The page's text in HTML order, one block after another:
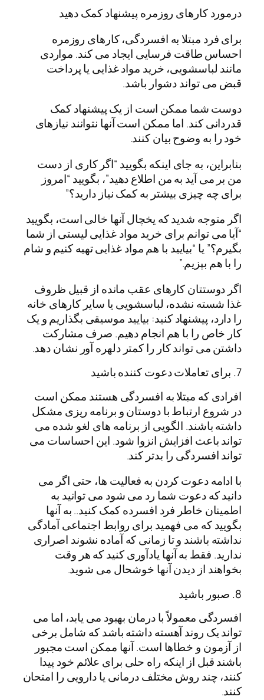
درمورد کارهای روزمره پیشنهاد کمک دهید
برای فرد مبتلا به افسردگی، کارهای روزمره
احساس طاقت فرسایی ایجاد می کند. مواردی
مانند لباسشویی، خرید مواد غذایی یا پرداخت
قبض می تواند دشوار باشد.
دوست شما ممکن است از یک پیشنهاد کمک
قدردانی کند. اما ممکن است آنها نتوانند نیازهای
خود را به وضوح بیان کنند.
بنابراین، به جای اینکه بگویید “اگر کاری از دست
من بر می آید به من اطلاع دهید”، بگویید “امروز
برای چه چیزی بیشتر به کمک نیاز دارید؟”
اگر متوجه شدید که یخچال آنها خالی است، بگویید
“آیا می توانم برای خرید مواد غذایی لیستی از شما
بگیرم؟” یا “بیایید با هم مواد غذایی تهیه کنیم و شام
را با هم بپزیم.”
اگر دوستتان کارهای عقب مانده از قبیل ظروف
غذا شسته نشده، لباسشویی یا سایر کارهای خانه
را دارد، پیشنهاد کنید: بیایید موسیقی بگذاریم و یک
کار خاص را با هم انجام دهیم. صرف مشارکت
داشتن می تواند کار را کمتر دلهره آور نشان دهد.
7. برای تعاملات دعوت کننده باشید
افرادی که مبتلا به افسردگی هستند ممکن است
در شروع ارتباط با دوستان و برنامه ریزی مشکل
داشته باشند. الگویی از برنامه های لغو شده می
تواند باعث افزایش انزوا شود. این احساسات می
تواند افسردگی را بدتر کند.
با ادامه دعوت کردن به فعالیت ها، حتی اگر می
دانید که دعوت شما رد می شود می توانید به
اطمینان خاطر فرد افسرده کمک کنید.. به آنها
بگویید که می فهمید برای روابط اجتماعی آمادگی
نداشته باشند و تا زمانی که آماده نشوند اصراری
ندارید. فقط به آنها یادآوری کنید که هر وقت
بخواهند از دیدن آنها خوشحال می شوید.
8. صبور باشید
افسردگی معمولاً با درمان بهبود می یابد، اما می
تواند یک روند آهسته داشته باشد که شامل برخی
از آزمون و خطاها است. آنها ممکن است مجبور
باشند قبل از اینکه راه حلی برای علائم خود پیدا
کنند، چند روش مختلف درمانی یا دارویی را امتحان
کنند.